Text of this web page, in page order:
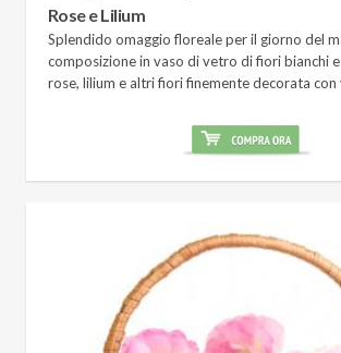
Rose e Lilium
Splendido omaggio floreale per il giorno del
composizione in vaso di vetro di fiori bianchi
rose, lilium e altri fiori finemente decorata